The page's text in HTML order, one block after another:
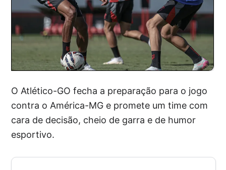
O Atlético-GO fecha a preparação para o jogo
contra o América-MG e promete um time com
cara de decisão, cheio de garra e de humor
esportivo.